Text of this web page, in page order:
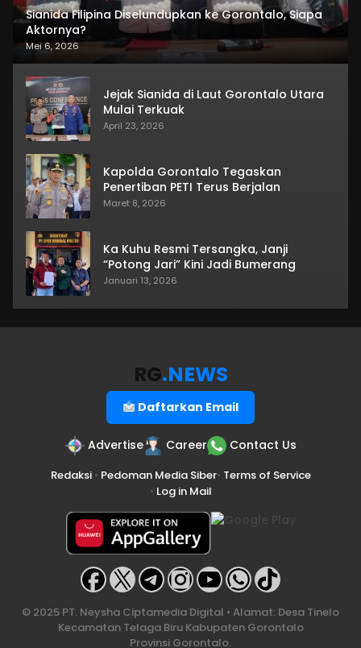
Sianida Filipina Diselundupkan ke Gorontalo, Siapa
Aktornya?
Mei 6, 2026
Jejak Sianida di Laut Gorontalo Utara
Mulai Terkuak
April 23, 2026
Kapolda Gorontalo Tegaskan
Penertiban PETI Terus Berjalan
Maret 8, 2026
Ka Kuhu Resmi Tersangka, Janji
“Potong Jari” Kini Jadi Bumerang
Januari 13, 2026
RG.NEWS
Daftarkan Email
Advertise Career Contact Us
Redaksi• Pedoman Media Siber• Terms of Service
• Log in Mail
© 2025 PT. Neysha Ciptamedia Digital • Alamat: Desa Tinelo
Kecamatan Telaga Biru Kabupaten Gorontalo
Provinsi Gorontalo.